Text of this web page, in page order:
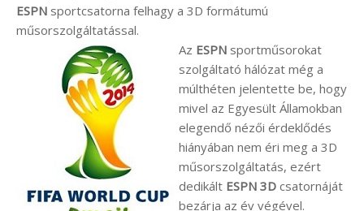
ESPN sportcsatorna felhagy a 3D formátumú
műsorszolgáltatással.
Az ESPN sportműsorokat
szolgáltató hálózat még a
múlthéten jelentette be, hogy
mivel az Egyesült Államokban
elegendő nézői érdeklődés
hiányában nem éri meg a 3D
műsorszolgáltatás, ezért
dedikált ESPN 3D csatornáját
bezárja az év végével.